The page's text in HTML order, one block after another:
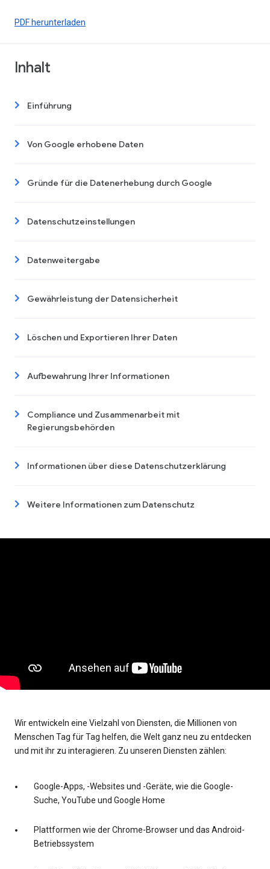
PDF herunterladen
Inhalt
Einführung
Von Google erhobene Daten
Gründe für die Datenerhebung durch Google
Datenschutzeinstellungen
Datenweitergabe
Gewährleistung der Datensicherheit
Löschen und Exportieren Ihrer Daten
Aufbewahrung Ihrer Informationen
Compliance und Zusammenarbeit mit
Regierungsbehörden
Informationen über diese Datenschutzerklärung
Weitere Informationen zum Datenschutz
Wir entwickeln eine Vielzahl von Diensten, die Millionen von
Menschen Tag für Tag helfen, die Welt ganz neu zu entdecken
und mit ihr zu interagieren. Zu unseren Diensten zählen:
Google-Apps, -Websites und -Geräte, wie die Google-
Suche, YouTube und Google Home
Plattformen wie der Chrome-Browser und das Android-
Betriebssystem